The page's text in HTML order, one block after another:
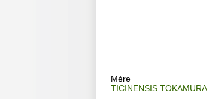
Mère
TICINENSIS TOKAMURA